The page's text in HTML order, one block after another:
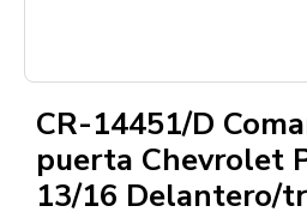
CR-14451/D
puerta Chevrolet
13/16 Delantero/